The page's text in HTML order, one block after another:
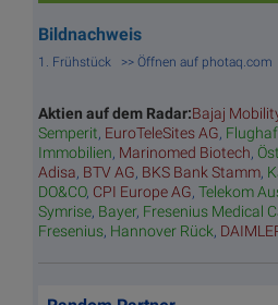
Bildnachweis
1. Frühstück >> Öffnen auf photaq.com
Aktien auf dem Radar:Bajaj
Semperit, EuroTeleSites AG,
Immobilien, Marinomed Biotech,
Adisa, BTV AG, BKS Bank Stamm,
DO&CO, CPI Europe AG, Telekom
Symrise, Bayer, Fresenius Medical
Fresenius, Hannover Rück,